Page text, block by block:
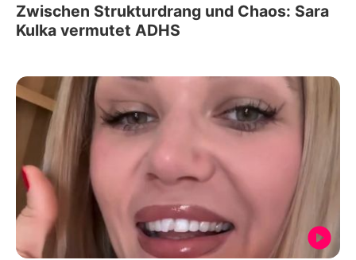
Zwischen Strukturdrang und Chaos: Sara
Kulka vermutet ADHS